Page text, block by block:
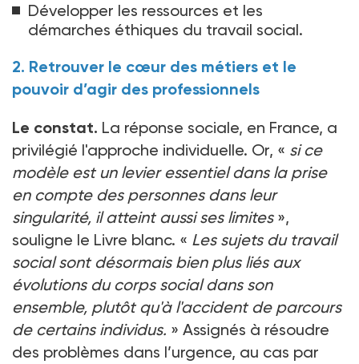
Développer les ressources et les
démarches éthiques du travail social.
2. Retrouver le cœur des métiers et le
pouvoir d’agir des professionnels
Le constat. La réponse sociale, en France, a
privilégié l'approche individuelle. Or, « si ce
modèle est un levier essentiel dans la prise
en compte des personnes dans leur
singularité, il atteint aussi ses limites »,
souligne le Livre blanc. « Les sujets du travail
social sont désormais bien plus liés aux
évolutions du corps social dans son
ensemble, plutôt qu'à l'accident de parcours
de certains individus. » Assignés à résoudre
des problèmes dans l’urgence, au cas par